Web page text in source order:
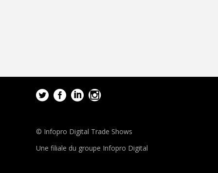
© Infopro Digital Trade Shows
Une filiale du groupe Infopro Digital